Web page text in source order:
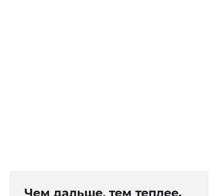
Чем дальше, тем теплее.